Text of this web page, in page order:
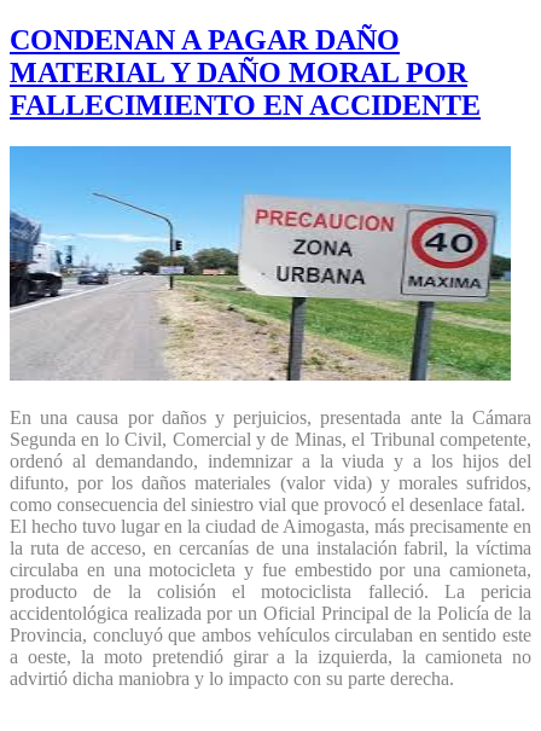
CONDENAN A PAGAR DAÑO
MATERIAL Y DAÑO MORAL POR
FALLECIMIENTO EN ACCIDENTE
En una causa por daños y perjuicios, presentada ante la Cámara
Segunda en lo Civil, Comercial y de Minas, el Tribunal competente,
ordenó al demandando, indemnizar a la viuda y a los hijos del
difunto, por los daños materiales (valor vida) y morales sufridos,
como consecuencia del siniestro vial que provocó el desenlace fatal.
El hecho tuvo lugar en la ciudad de Aimogasta, más precisamente en
la ruta de acceso, en cercanías de una instalación fabril, la víctima
circulaba en una motocicleta y fue embestido por una camioneta,
producto de la colisión el motociclista falleció. La pericia
accidentológica realizada por un Oficial Principal de la Policía de la
Provincia, concluyó que ambos vehículos circulaban en sentido este
a oeste, la moto pretendió girar a la izquierda, la camioneta no
advirtió dicha maniobra y lo impacto con su parte derecha.